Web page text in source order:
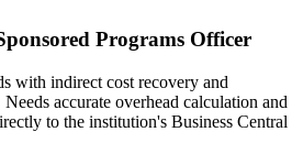
Programs Officer
with indirect cost recovery and
accurate overhead calculation and
to the institution's Business Central